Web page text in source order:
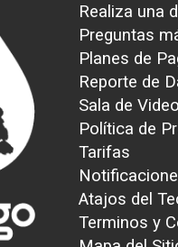
Realiza una
Preguntas
Planes de
Reporte de
Sala de
Política de
Tarifas
Atajos del
Terminos y